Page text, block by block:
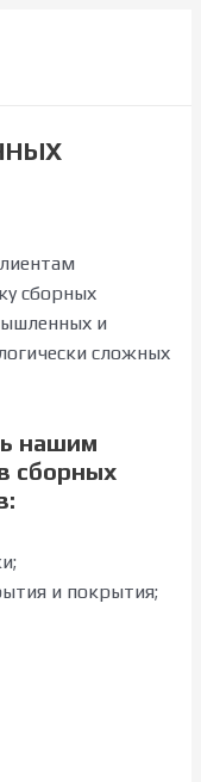
сборных
и
сложных
нашим
сборных
и покрытия;